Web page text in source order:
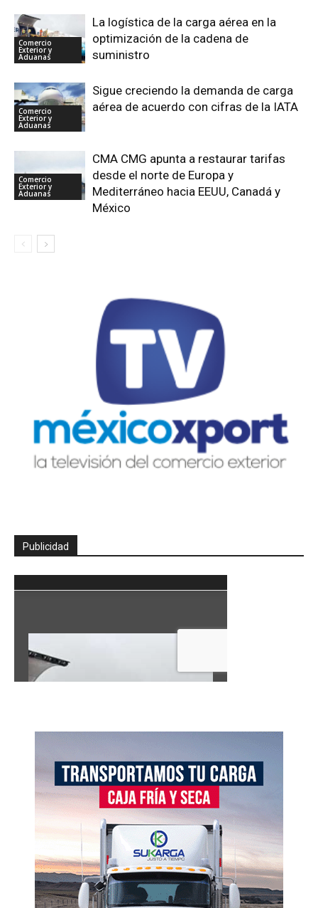
Comercio
Exterior y
Aduanas
La logística de la carga aérea en la
optimización de la cadena de
suministro
Comercio
Exterior y
Aduanas
Sigue creciendo la demanda de carga
aérea de acuerdo con cifras de la IATA
Comercio
Exterior y
Aduanas
CMA CMG apunta a restaurar tarifas
desde el norte de Europa y
Mediterráneo hacia EEUU, Canadá y
México
Publicidad